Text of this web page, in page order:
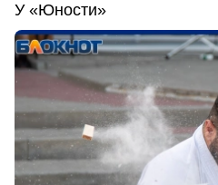
У «Юности»